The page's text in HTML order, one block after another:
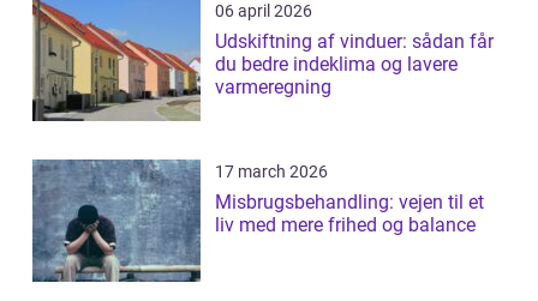
06 april 2026
Udskiftning af vinduer: sådan får
du bedre indeklima og lavere
varmeregning
17 march 2026
Misbrugsbehandling: vejen til et
liv med mere frihed og balance